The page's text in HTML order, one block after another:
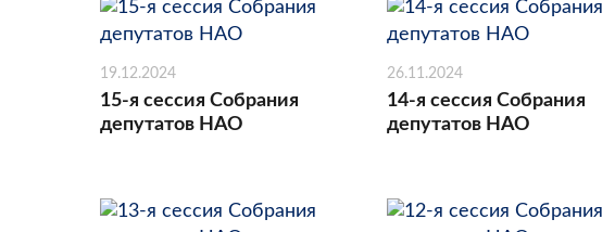
19.12.2024
15-я сессия Собрания
депутатов НАО
26.11.2024
14-я сессия Собрания
депутатов НАО